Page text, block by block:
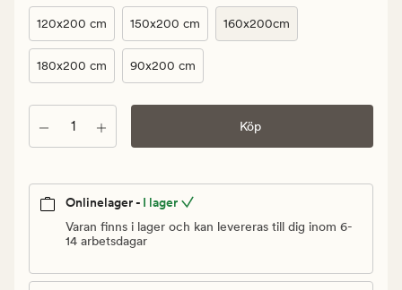
Ordinarie
pris
999,90
kr
120x200 cm 150x200 cm 160x200cm
180x200 cm 90x200 cm
Antal Köp
Onlinelager - I lager
Varan finns i lager och kan levereras till dig inom 6-
14 arbetsdagar